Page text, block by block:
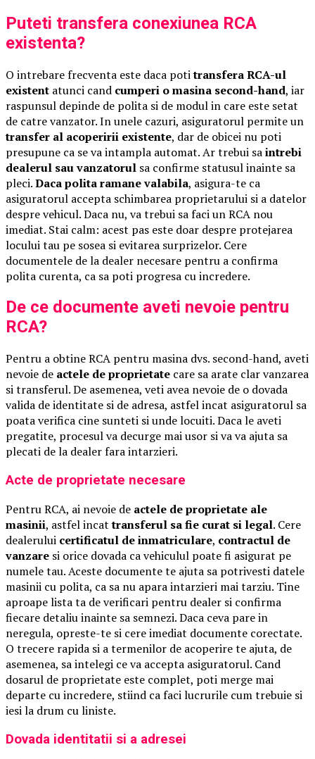
Puteti transfera conexiunea RCA
existenta?
O intrebare frecventa este daca potitransfera RCA-ul
existent atunci cand cumperi o masina second-hand, iar
raspunsul depinde de polita si de modul in care este setat
de catre vanzator. In unele cazuri, asiguratorul permite un
transfer al acoperirii existente, dar de obicei nu poti
presupune ca se va intampla automat. Ar trebui saintrebi
dealerul sau vanzatorul sa confirme statusul inainte sa
pleci.Daca polita ramane valabila, asigura-te ca
asiguratorul accepta schimbarea proprietarului si a datelor
despre vehicul. Daca nu, va trebui sa faci un RCA nou
imediat. Stai calm: acest pas este doar despre protejarea
locului tau pe sosea si evitarea surprizelor. Cere
documentele de la dealer necesare pentru a confirma
polita curenta, ca sa poti progresa cu incredere.
De ce documente aveti nevoie pentru
RCA?
Pentru a obtine RCA pentru masina dvs. second-hand, aveti
nevoie de actele de proprietate care sa arate clar vanzarea
si transferul. De asemenea, veti avea nevoie de o dovada
valida de identitate si de adresa, astfel incat asiguratorul sa
poata verifica cine sunteti si unde locuiti. Daca le aveti
pregatite, procesul va decurge mai usor si va va ajuta sa
plecati de la dealer fara intarzieri.
Acte de proprietate necesare
Pentru RCA, ai nevoie de actele de proprietate ale
masinii, astfel incattransferul sa fie curat si legal. Cere
dealerului certificatul de inmatriculare, contractul de
vanzare si orice dovada ca vehiculul poate fi asigurat pe
numele tau. Aceste documente te ajuta sa potrivesti datele
masinii cu polita, ca sa nu apara intarzieri mai tarziu. Tine
aproape lista ta de verificari pentru dealer si confirma
fiecare detaliu inainte sa semnezi. Daca ceva pare in
neregula, opreste-te si cere imediat documente corectate.
O trecere rapida si a termenilor de acoperire te ajuta, de
asemenea, sa intelegi ce va accepta asiguratorul. Cand
dosarul de proprietate este complet, poti merge mai
departe cu incredere, stiind ca faci lucrurile cum trebuie si
iesi la drum cu liniste.
Dovada identitatii si a adresei